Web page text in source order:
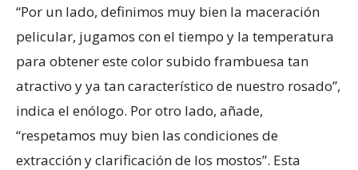
“Por un lado, definimos muy bien la maceración
pelicular, jugamos con el tiempo y la temperatura
para obtener este color subido frambuesa tan
atractivo y ya tan característico de nuestro rosado”,
indica el enólogo. Por otro lado, añade,
“respetamos muy bien las condiciones de
extracción y clarificación de los mostos”. Esta